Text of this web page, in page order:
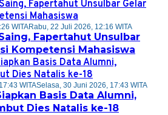
WITARabu, 22 Juli 2026, 12:16 WITA
Fapertahut Unsulbar
Kompetensi Mahasiswa
WITASelasa, 30 Juni 2026, 17:43 WITA
Basis Data Alumni,
Dies Natalis ke-18